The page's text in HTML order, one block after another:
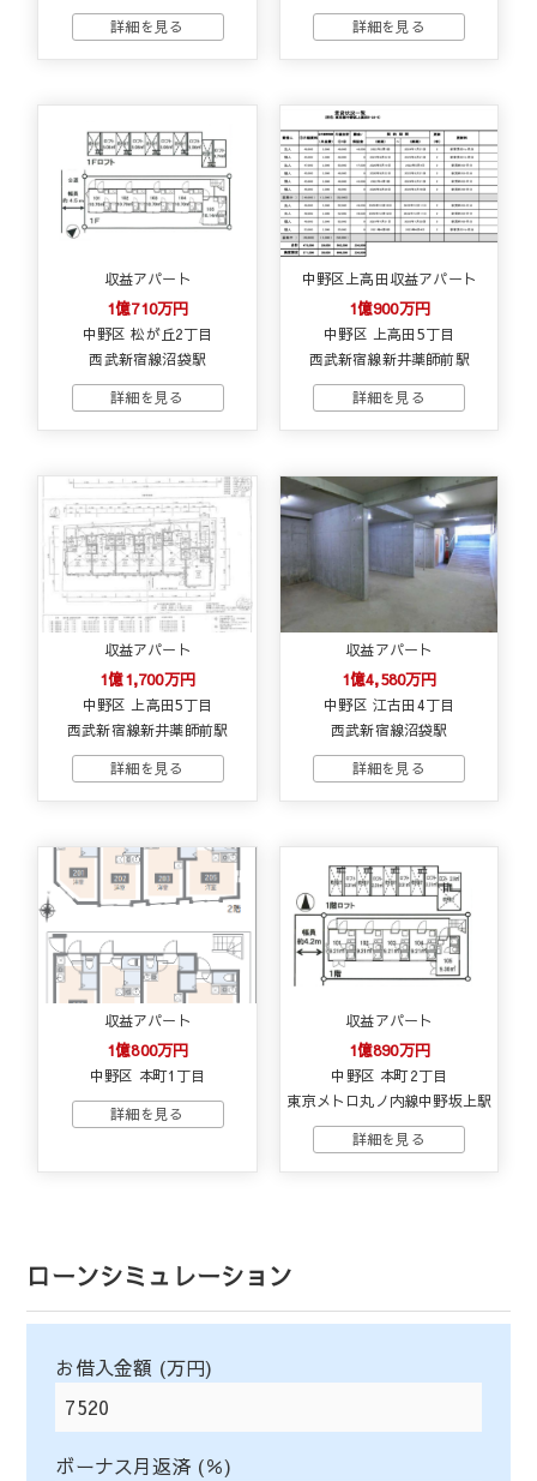
収益アパート
1億710万円
中野区 松が丘2丁目
西武新宿線沼袋駅
中野区上高田収益アパート
1億900万円
中野区 上高田5丁目
西武新宿線新井薬師前駅
収益アパート
1億1,700万円
中野区 上高田5丁目
西武新宿線新井薬師前駅
収益アパート
1億4,580万円
中野区 江古田4丁目
西武新宿線沼袋駅
収益アパート
1億800万円
中野区 本町1丁目
収益アパート
1億890万円
中野区 本町2丁目
東京メトロ丸ノ内線中野坂上駅
ローンシミュレーション
お借入金額 (万円)
ボーナス月返済 (％)